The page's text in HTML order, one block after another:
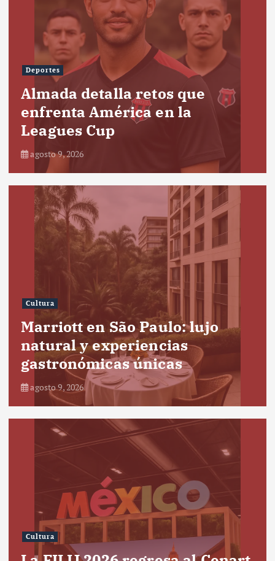
Deportes
Almada detalla retos que
enfrenta América en la
Leagues Cup
agosto 9, 2026
Cultura
Marriott en São Paulo: lujo
natural y experiencias
gastronómicas únicas
agosto 9, 2026
Cultura